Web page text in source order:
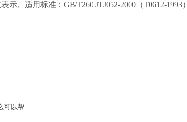
可以帮
。适用标准：GB/T260 JTJ052-2000（T0612-1993）